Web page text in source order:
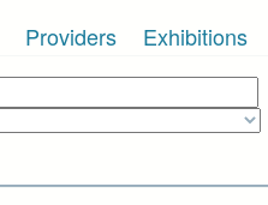
Providers Exhibitions